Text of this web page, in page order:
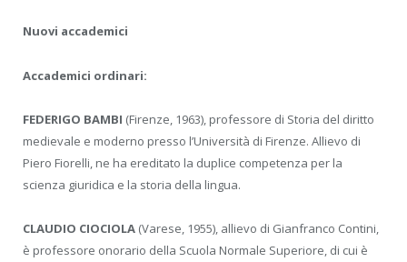
Nuovi accademici
Accademici ordinari:
FEDERIGO BAMBI (Firenze, 1963), professore di Storia del diritto
medievale e moderno presso l’Università di Firenze. Allievo di
Piero Fiorelli, ne ha ereditato la duplice competenza per la
scienza giuridica e la storia della lingua.
CLAUDIO CIOCIOLA (Varese, 1955), allievo di Gianfranco Contini,
è professore onorario della Scuola Normale Superiore, di cui è